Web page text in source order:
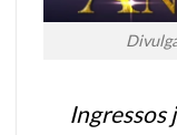
Ingressos